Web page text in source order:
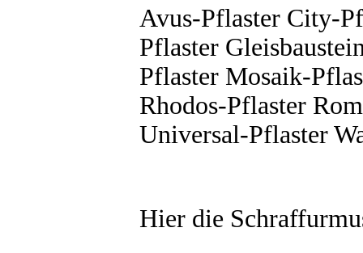
Avus-Pflaster City-
Pflaster
Pflaster Mosaik-
Rhodos-Pflaster
Universal-Pflaster
Hier die